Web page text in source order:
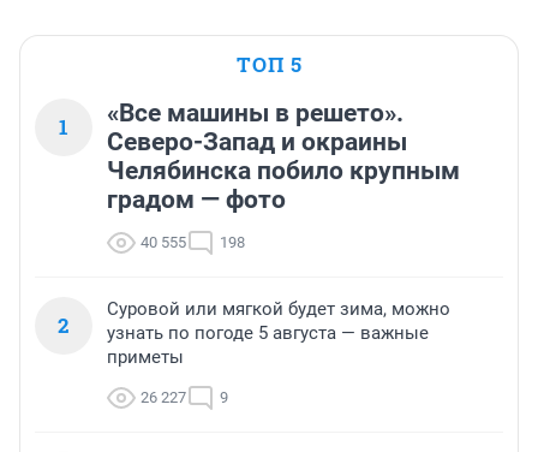
ТОП 5
1
«Все машины в решето».
Северо-Запад и окраины
Челябинска побило крупным
градом — фото
40 555 198
2
Суровой или мягкой будет зима, можно
узнать по погоде 5 августа — важные
приметы
26 227 9